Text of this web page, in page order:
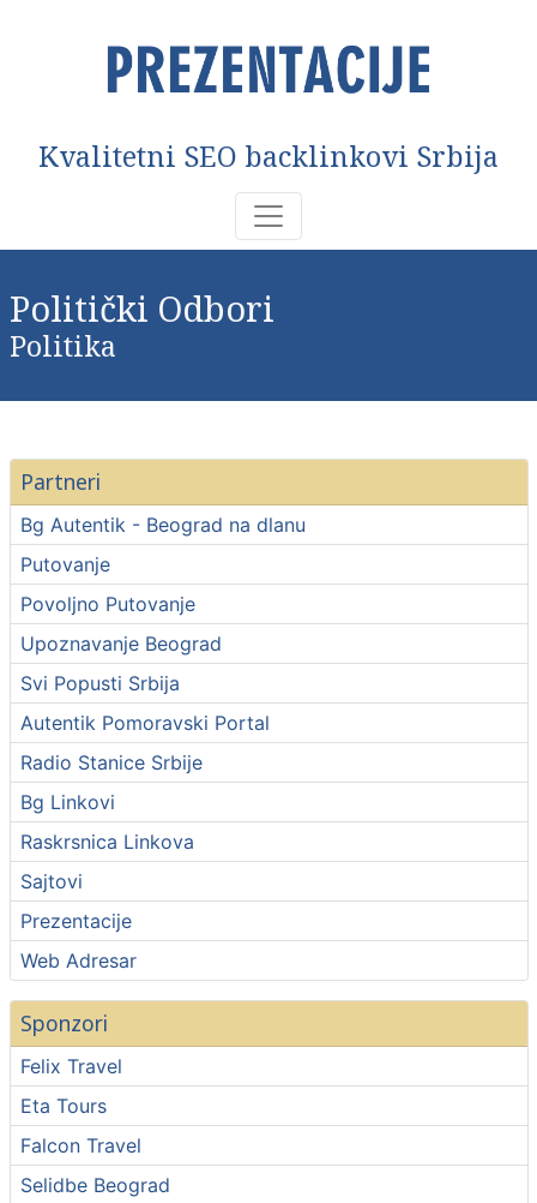
Kvalitetni SEO backlinkovi Srbija
Politički Odbori
Politika
Partneri
Bg Autentik - Beograd na dlanu
Putovanje
Povoljno Putovanje
Upoznavanje Beograd
Svi Popusti Srbija
Autentik Pomoravski Portal
Radio Stanice Srbije
Bg Linkovi
Raskrsnica Linkova
Sajtovi
Prezentacije
Web Adresar
Sponzori
Felix Travel
Eta Tours
Falcon Travel
Selidbe Beograd